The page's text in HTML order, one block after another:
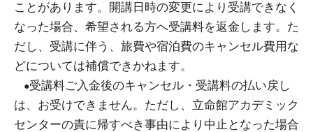
ことがあります。開講⽇時の変更により受講できなく
なった場合、希望される⽅へ受講料を返⾦します。た
だし、受講に伴う、旅費や宿泊費のキャンセル費⽤な
どについては補償できかねます。
●受講料ご入金後のキャンセル・受講料の払い戻し
は、お受けできません。ただし、⽴命館アカデミック
センターの責に帰すべき事由により中⽌となった場合